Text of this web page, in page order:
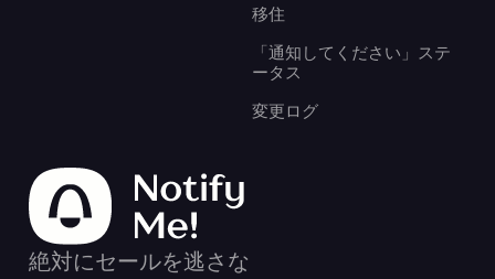
移住
「通知してください」ステ
ータス
変更ログ
絶対にセールを逃さな